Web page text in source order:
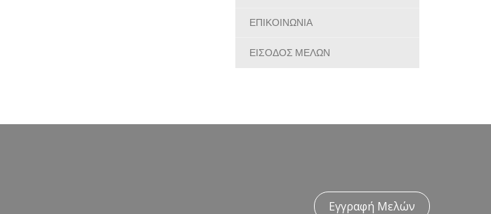
ΕΠΙΚΟΙΝΩΝΙΑ
ΕΙΣΟΔΟΣ ΜΕΛΩΝ
Εγγραφή Μελών